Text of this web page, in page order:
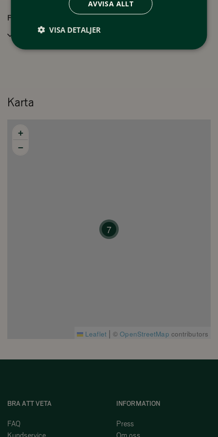
*Laddningsstation för elbilar finns inte i stugbyn men det finns i
byn Funäsdalen.
Wi-Fi anslutning i stugbyn.
Hundar är välkomna i våra stugor.
Faciliteter
Karta
7
+
−
Leaflet | ©OpenStreetMap contributors
BRA ATT VETA
FAQ
INFORMATION
Press
AVVISA ALLT
VISA DETALJER